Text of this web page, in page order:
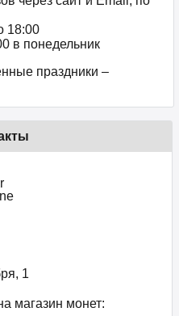
18:00
в понедельник
праздники –
1
магазин монет: